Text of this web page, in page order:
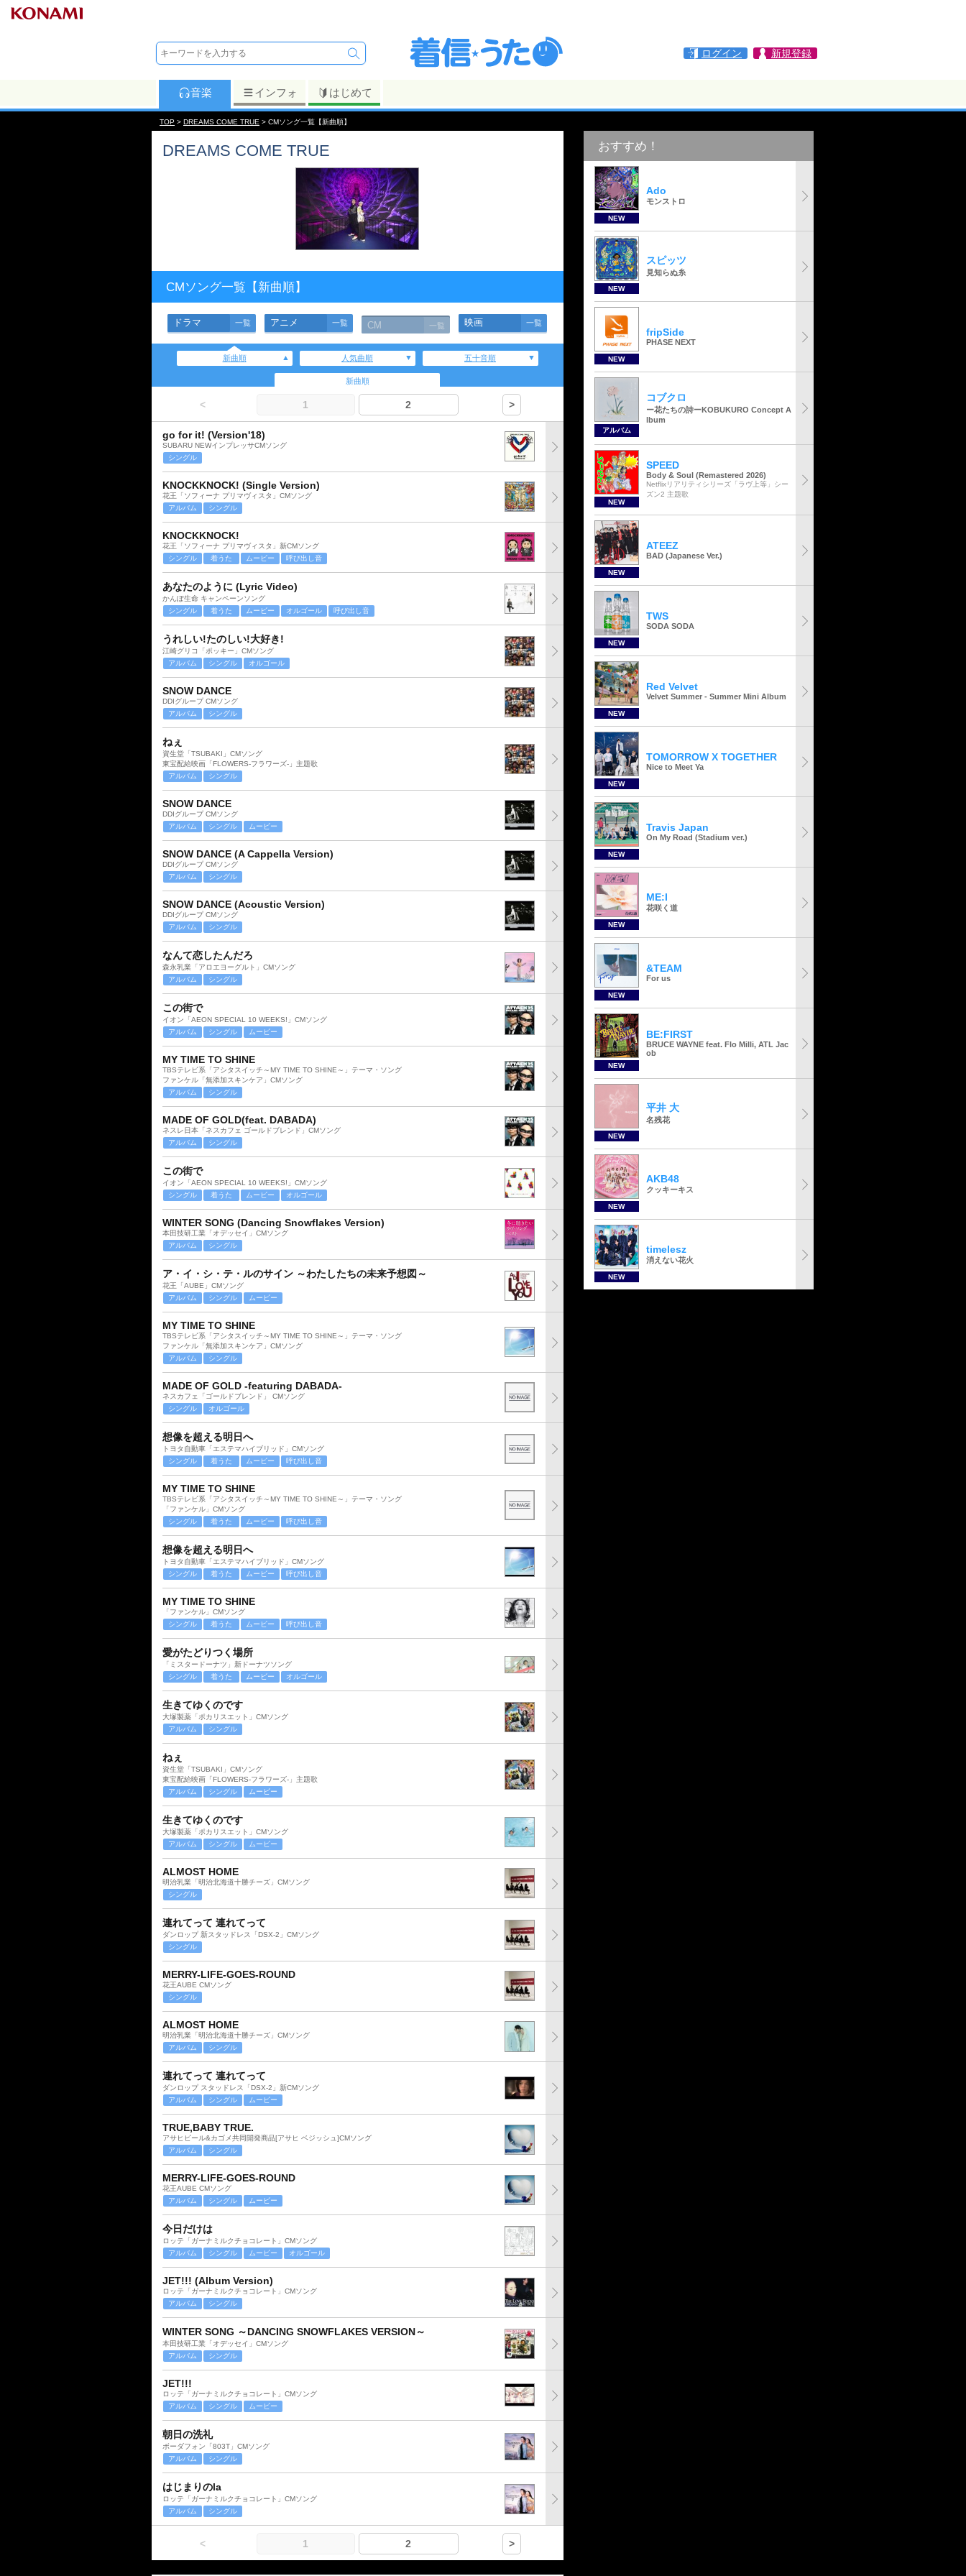
ログイン 新規登録
音楽 インフォ はじめて
TOP > DREAMS COME TRUE > CMソング一覧【新曲順】
DREAMS COME TRUE
CMソング一覧【新曲順】
ドラマ 一覧 アニメ 一覧 CM 一覧 映画 一覧
新曲順 人気曲順 五十音順
新曲順
< 1 2 >
go for it! (Version'18)
SUBARU NEWインプレッサCMソング
シングル
KNOCKKNOCK! (Single Version)
花王「ソフィーナ プリマヴィスタ」CMソング
アルバム
シングル
KNOCKKNOCK!
花王「ソフィーナ プリマヴィスタ」新CMソング
シングル
着うた ムービー 呼び出し音
あなたのように (Lyric Video)
かんぽ生命 キャンペーンソング
シングル
着うた ムービー オルゴール 呼び出し音
うれしい!たのしい!大好き!
江崎グリコ「ポッキー」CMソング
アルバム
シングル オルゴール
SNOW DANCE
DDIグループ CMソング
アルバム
シングル
ねぇ
資生堂「TSUBAKI」CMソング
東宝配給映画「FLOWERS-フラワーズ-」主題歌
アルバム
シングル
SNOW DANCE
DDIグループ CMソング
アルバム
シングル ムービー
SNOW DANCE (A Cappella Version)
DDIグループ CMソング
アルバム
シングル
SNOW DANCE (Acoustic Version)
DDIグループ CMソング
アルバム
シングル
なんて恋したんだろ
森永乳業「アロエヨーグルト」CMソング
アルバム
シングル
この街で
イオン「AEON SPECIAL 10 WEEKS!」CMソング
アルバム
シングル ムービー
MY TIME TO SHINE
TBSテレビ系「アシタスイッチ～MY TIME TO SHINE～」テーマ・ソング
ファンケル「無添加スキンケア」CMソング
アルバム
シングル
MADE OF GOLD(feat. DABADA)
ネスレ日本「ネスカフェ ゴールドブレンド」CMソング
アルバム
シングル
この街で
イオン「AEON SPECIAL 10 WEEKS!」CMソング
シングル
着うた ムービー オルゴール
WINTER SONG (Dancing Snowflakes Version)
本田技研工業「オデッセイ」CMソング
アルバム
シングル
ア・イ・シ・テ・ルのサイン ～わたしたちの未来予想図～
花王「AUBE」CMソング
アルバム
シングル ムービー
MY TIME TO SHINE
TBSテレビ系「アシタスイッチ～MY TIME TO SHINE～」テーマ・ソング
ファンケル「無添加スキンケア」CMソング
アルバム
シングル
MADE OF GOLD -featuring DABADA-
ネスカフェ「ゴールドブレンド」 CMソング
シングル
オルゴール
想像を超える明日へ
トヨタ自動車「エステマハイブリッド」CMソング
シングル
着うた ムービー 呼び出し音
MY TIME TO SHINE
TBSテレビ系「アシタスイッチ～MY TIME TO SHINE～」テーマ・ソング
「ファンケル」CMソング
シングル
着うた ムービー 呼び出し音
想像を超える明日へ
トヨタ自動車「エステマハイブリッド」CMソング
シングル
着うた ムービー 呼び出し音
MY TIME TO SHINE
「ファンケル」CMソング
シングル
着うた ムービー 呼び出し音
愛がたどりつく場所
「ミスタードーナツ」新ドーナツソング
シングル
着うた ムービー オルゴール
生きてゆくのです
大塚製薬「ポカリスエット」CMソング
アルバム
シングル
ねぇ
資生堂「TSUBAKI」CMソング
東宝配給映画「FLOWERS-フラワーズ-」主題歌
アルバム
シングル ムービー
生きてゆくのです
大塚製薬「ポカリスエット」CMソング
アルバム
シングル ムービー
ALMOST HOME
明治乳業「明治北海道十勝チーズ」CMソング
シングル
連れてって 連れてって
ダンロップ 新スタッドレス「DSX-2」CMソング
シングル
MERRY-LIFE-GOES-ROUND
花王AUBE CMソング
シングル
ALMOST HOME
明治乳業「明治北海道十勝チーズ」CMソング
アルバム
シングル
連れてって 連れてって
ダンロップ スタッドレス「DSX-2」新CMソング
アルバム
シングル ムービー
TRUE,BABY TRUE.
アサヒビール&カゴメ共同開発商品[アサヒ ベジッシュ]CMソング
アルバム
シングル
MERRY-LIFE-GOES-ROUND
花王AUBE CMソング
アルバム
シングル ムービー
今日だけは
ロッテ「ガーナミルクチョコレート」CMソング
アルバム
シングル ムービー オルゴール
JET!!! (Album Version)
ロッテ「ガーナミルクチョコレート」CMソング
アルバム
シングル
WINTER SONG ～DANCING SNOWFLAKES VERSION～
本田技研工業「オデッセイ」CMソング
アルバム
シングル
JET!!!
ロッテ「ガーナミルクチョコレート」CMソング
アルバム
シングル ムービー
朝日の洗礼
ボーダフォン「803T」CMソング
アルバム
シングル
はじまりのla
ロッテ「ガーナミルクチョコレート」CMソング
アルバム
シングル
< 1 2 >
おすすめ！
NEW
Ado
モンストロ
NEW
スピッツ
見知らぬ糸
NEW
fripSide
PHASE NEXT
アルバム
コブクロ
ー花たちの詩ーKOBUKURO Concept A
lbum
NEW
SPEED
Body & Soul (Remastered 2026)
Netflixリアリティシリーズ「ラヴ上等」シー
ズン2 主題歌
NEW
ATEEZ
BAD (Japanese Ver.)
NEW
TWS
SODA SODA
NEW
Red Velvet
Velvet Summer - Summer Mini Album
NEW
TOMORROW X TOGETHER
Nice to Meet Ya
NEW
Travis Japan
On My Road (Stadium ver.)
NEW
ME:I
花咲く道
NEW
&TEAM
For us
NEW
BE:FIRST
BRUCE WAYNE feat. Flo Milli, ATL Jac
ob
NEW
平井 大
名残花
NEW
AKB48
クッキーキス
NEW
timelesz
消えない花火